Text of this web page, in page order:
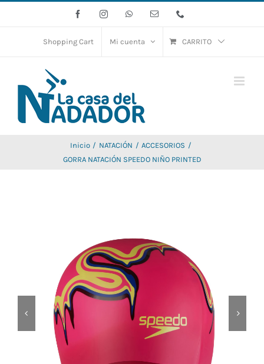
FacebookInstagramWhatsAppCorreo
Shopping Cart Mi cuenta CARRITO
Inicio NATACIÓN
ACCESORIOS
GORRA NATACIÓN SPEEDO NIÑO PRINTED